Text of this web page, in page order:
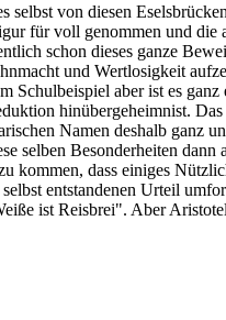
von diesen
für voll genommen und
schon dieses ganze
und Wertlosigkeit
Schulbeispiel aber ist es
hinübergeheimnist.
Namen deshalb
selben Besonderheiten
dass einiges
entstandenen Urteil
ist Reisbrei". Aber